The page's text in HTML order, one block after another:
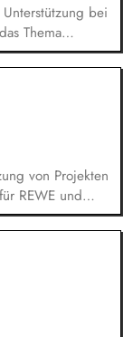
bei
Thema
regulatorischer
bei der
der Klimabilanz,
im ESG-
bei der
und
von Projekten
REWE und
Du arbeitest
zu
Ideen in die
ein. Du
und